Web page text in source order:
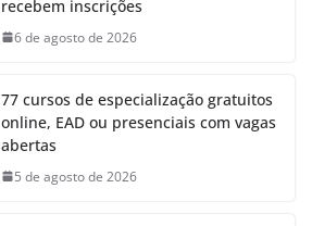
recebem inscrições
6 de agosto de 2026
77 cursos de especialização gratuitos
online, EAD ou presenciais com vagas
abertas
5 de agosto de 2026